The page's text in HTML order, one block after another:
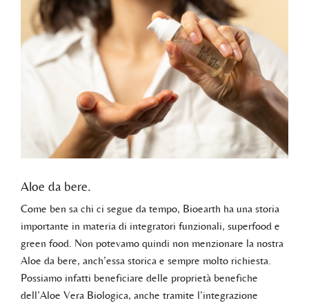
Aloe da bere.
Come ben sa chi ci segue da tempo, Bioearth ha una storia
importante in materia di integratori funzionali, superfood e
green food. Non potevamo quindi non menzionare la nostra
Aloe da bere, anch’essa storica e sempre molto richiesta.
Possiamo infatti beneficiare delle proprietà benefiche
dell’Aloe Vera Biologica, anche tramite l’integrazione